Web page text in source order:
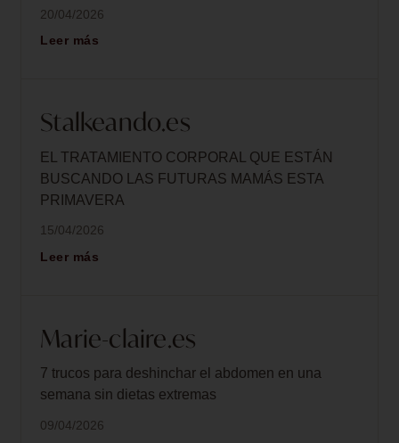
20/04/2026
Leer más
Stalkeando.es
EL TRATAMIENTO CORPORAL QUE ESTÁN
BUSCANDO LAS FUTURAS MAMÁS ESTA
PRIMAVERA
15/04/2026
Leer más
Marie-claire.es
7 trucos para deshinchar el abdomen en una
semana sin dietas extremas
09/04/2026